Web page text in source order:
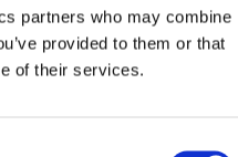
partners who may combine
provided to them or that
of their services.
Internet